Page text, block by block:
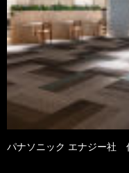
パナソニック エナジー社